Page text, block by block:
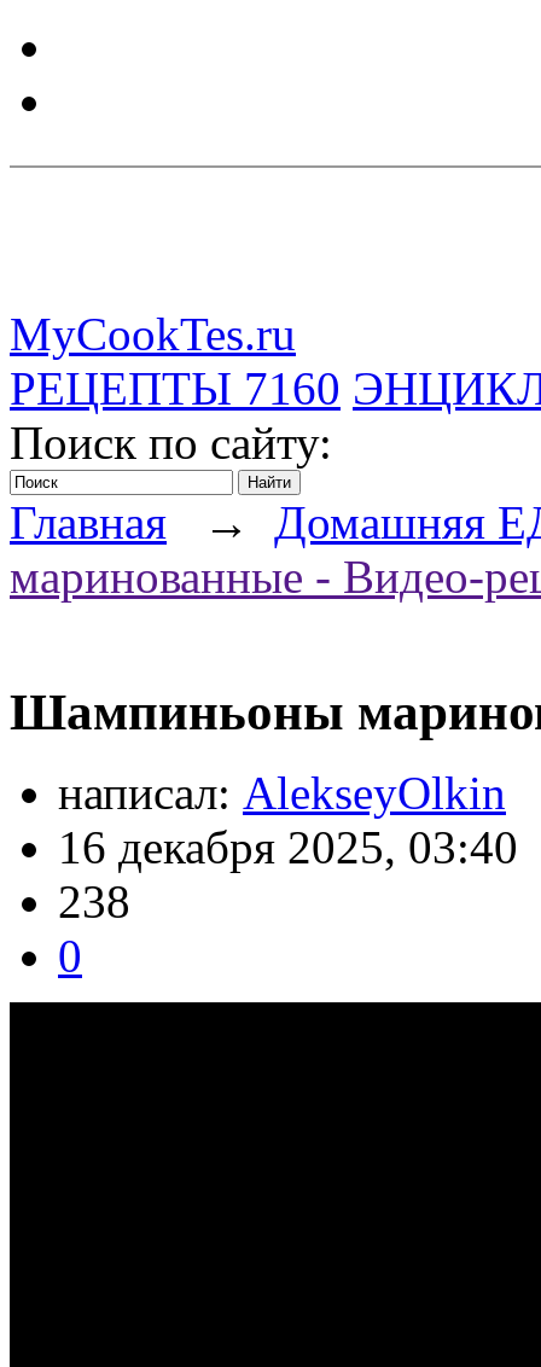
MyCookTes.ru
РЕЦЕПТЫ 7160
Поиск по сайту:
Главная → Домашняя
маринованные - Видео-
Шампиньоны
написал: AlekseyOlkin
16 декабря 2025, 03:40
238
0